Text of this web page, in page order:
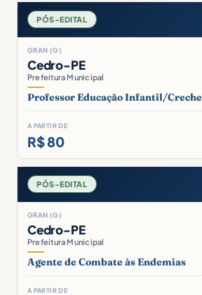
PÓS-EDITAL
GRAN (G)
Cedro-PE
Prefeitura Municipal
Professor Educação Infantil/Creche
A PARTIR DE
R$ 80
PÓS-EDITAL
GRAN (G)
Cedro-PE
Prefeitura Municipal
Agente de Combate às Endemias
A PARTIR DE